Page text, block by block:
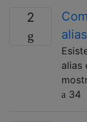
2
alias
34